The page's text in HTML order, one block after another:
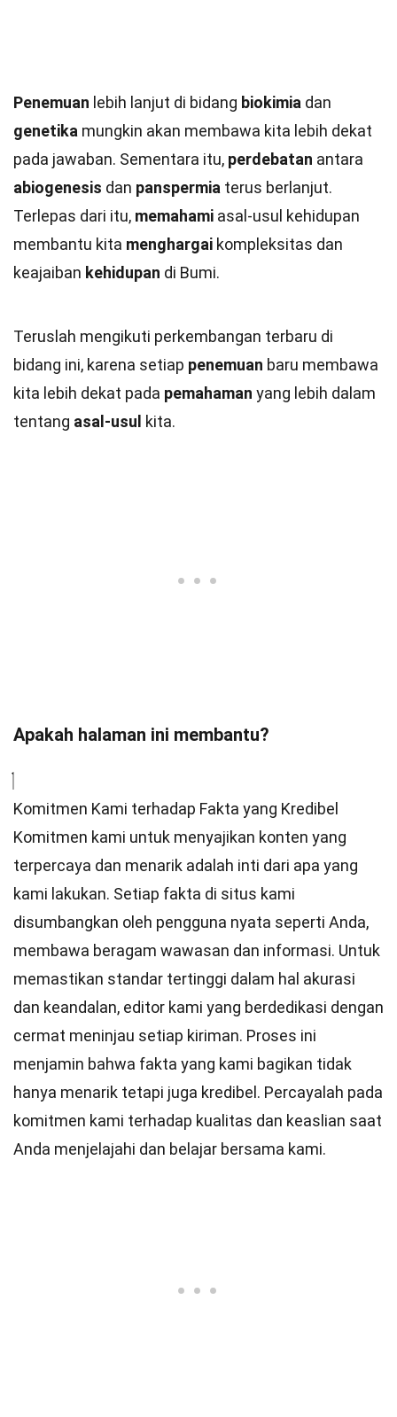
Penemuan lebih lanjut di bidang biokimia dan
genetika mungkin akan membawa kita lebih dekat
pada jawaban. Sementara itu, perdebatan antara
abiogenesis dan panspermia terus berlanjut.
Terlepas dari itu, memahami asal-usul kehidupan
membantu kita menghargai kompleksitas dan
keajaiban kehidupan di Bumi.
Teruslah mengikuti perkembangan terbaru di
bidang ini, karena setiap penemuan baru membawa
kita lebih dekat pada pemahaman yang lebih dalam
tentang asal-usul kita.
Apakah halaman ini membantu?
Komitmen Kami terhadap Fakta yang Kredibel
Komitmen kami untuk menyajikan konten yang
terpercaya dan menarik adalah inti dari apa yang
kami lakukan. Setiap fakta di situs kami
disumbangkan oleh pengguna nyata seperti Anda,
membawa beragam wawasan dan informasi. Untuk
memastikan standar tertinggi dalam hal akurasi
dan keandalan, editor kami yang berdedikasi dengan
cermat meninjau setiap kiriman. Proses ini
menjamin bahwa fakta yang kami bagikan tidak
hanya menarik tetapi juga kredibel. Percayalah pada
komitmen kami terhadap kualitas dan keaslian saat
Anda menjelajahi dan belajar bersama kami.